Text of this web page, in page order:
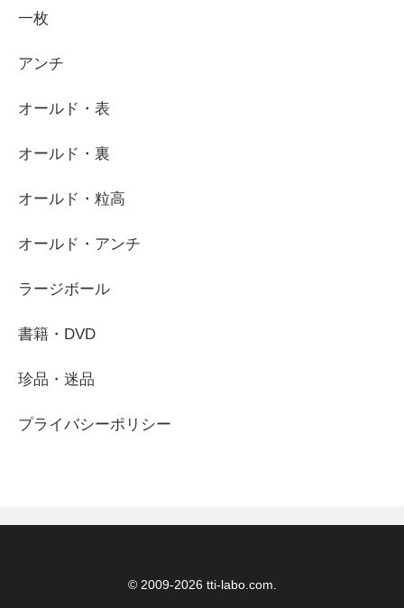
一枚
アンチ
オールド・表
オールド・裏
オールド・粒高
オールド・アンチ
ラージボール
書籍・DVD
珍品・迷品
プライバシーポリシー
© 2009-2026 tti-labo.com.